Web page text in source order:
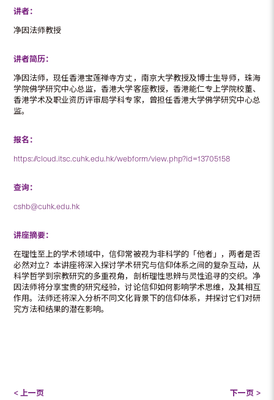
讲者：
净因法师教授
讲者简历：
净因法师，现任香港宝莲禅寺方丈，南京大学教授及博士生导师，珠海
学院佛学研究中心总监，香港大学客座教授，香港能仁专上学院校董、
香港学术及职业资历评审局学科专家，曾担任香港大学佛学研究中心总
监。
报名：
https://cloud.itsc.cuhk.edu.hk/webform/view.php?id=13705158
查询：
cshb@cuhk.edu.hk
讲座摘要：
在理性至上的学术领域中，信仰常被视为非科学的「他者」，两者是否
必然对立？本讲座将深入探讨学术研究与信仰体系之间的复杂互动，从
科学哲学到宗教研究的多重视角，剖析理性思辨与灵性追寻的交织。净
因法师将分享宝贵的研究经验，讨论信仰如何影响学术思维，及其相互
作用。法师还将深入分析不同文化背景下的信仰体系，并探讨它们对研
究方法和结果的潜在影响。
< 上一页 下一页 >